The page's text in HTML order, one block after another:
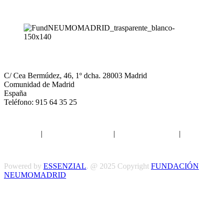
C/ Cea Bermúdez, 46, 1º dcha. 28003 Madrid
Comunidad de Madrid
España
Teléfono: 915 64 35 25
| | |
Powered by ESSENZIAL. @ 2025 Copyright FUNDACIÓN
NEUMOMADRID